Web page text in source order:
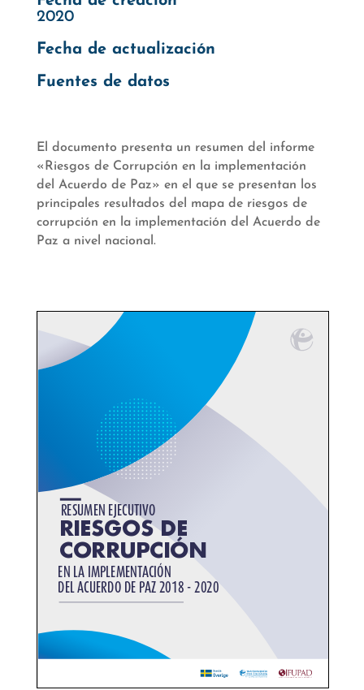
2020
Fecha de actualización
Fuentes de datos
El documento presenta un resumen del informe
«Riesgos de Corrupción en la implementación
del Acuerdo de Paz» en el que se presentan los
principales resultados del mapa de riesgos de
corrupción en la implementación del Acuerdo de
Paz a nivel nacional.